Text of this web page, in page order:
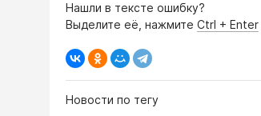
Нашли в тексте ошибку?
Выделите её, нажмите Ctrl + Enter
Новости по тегу